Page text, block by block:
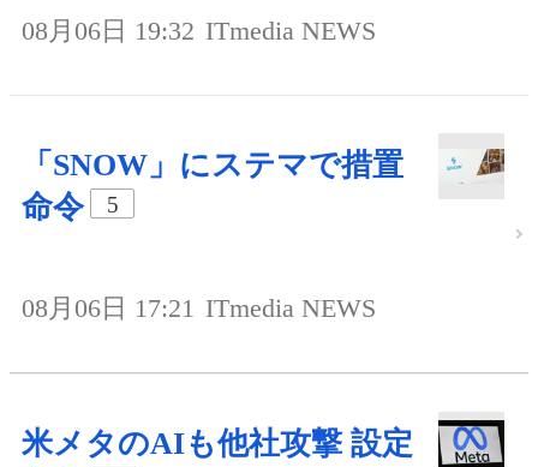
08月06日 19:32 ITmedia NEWS
「SNOW」にステマで措置
命令
5
08月06日 17:21 ITmedia NEWS
米メタのAIも他社攻撃 設定